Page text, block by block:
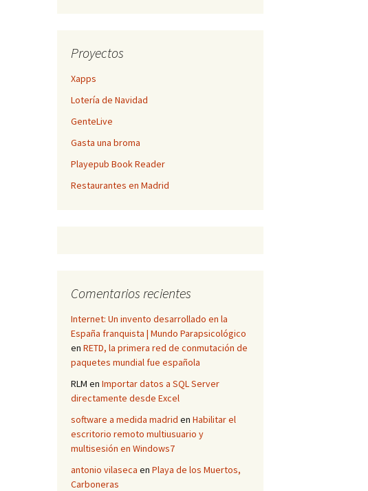
Proyectos
Xapps
Lotería de Navidad
GenteLive
Gasta una broma
Playepub Book Reader
Restaurantes en Madrid
Comentarios recientes
Internet: Un invento desarrollado en la
España franquista | Mundo Parapsicológico
en RETD, la primera red de conmutación de
paquetes mundial fue española
RLM en Importar datos a SQL Server
directamente desde Excel
software a medida madrid en Habilitar el
escritorio remoto multiusuario y
multisesión en Windows7
antonio vilaseca en Playa de los Muertos,
Carboneras